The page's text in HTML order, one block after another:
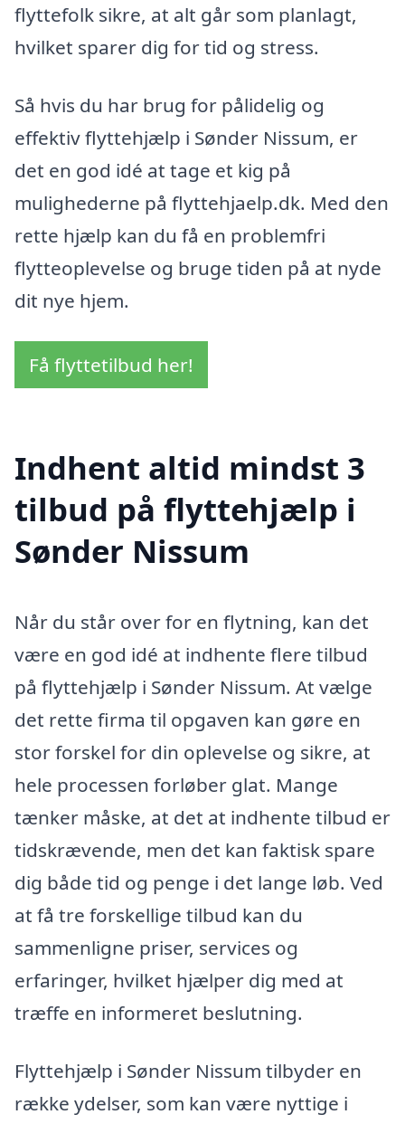
flyttefolk sikre, at alt går som planlagt,
hvilket sparer dig for tid og stress.
Så hvis du har brug for pålidelig og
effektiv flyttehjælp i Sønder Nissum, er
det en god idé at tage et kig på
mulighederne på flyttehjaelp.dk. Med den
rette hjælp kan du få en problemfri
flytteoplevelse og bruge tiden på at nyde
dit nye hjem.
Få flyttetilbud her!
Indhent altid mindst 3
tilbud på flyttehjælp i
Sønder Nissum
Når du står over for en flytning, kan det
være en god idé at indhente flere tilbud
på flyttehjælp i Sønder Nissum. At vælge
det rette firma til opgaven kan gøre en
stor forskel for din oplevelse og sikre, at
hele processen forløber glat. Mange
tænker måske, at det at indhente tilbud er
tidskrævende, men det kan faktisk spare
dig både tid og penge i det lange løb. Ved
at få tre forskellige tilbud kan du
sammenligne priser, services og
erfaringer, hvilket hjælper dig med at
træffe en informeret beslutning.
Flyttehjælp i Sønder Nissum tilbyder en
række ydelser, som kan være nyttige i